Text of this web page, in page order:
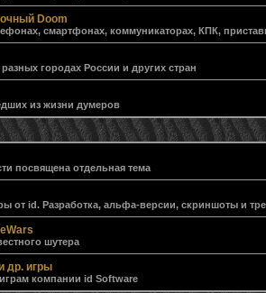
Doom
смартфонах, коммуникаторах, КПК,
городах России и других стран
из жизни думеров
посвящена отдельная тема
от id. Разработка, альфа-версии, скриншоты и
шутера
др. игры
компании id Software